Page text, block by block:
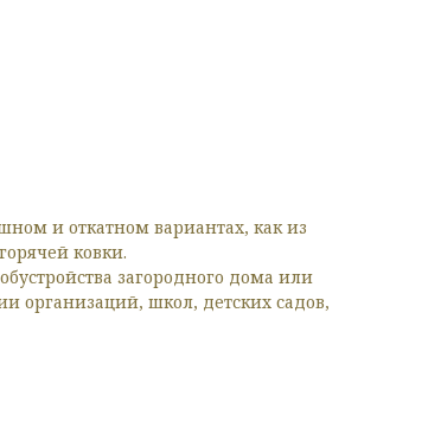
и откатном вариантах, как из
ковки.
загородного дома или
организаций, школ, детских садов,